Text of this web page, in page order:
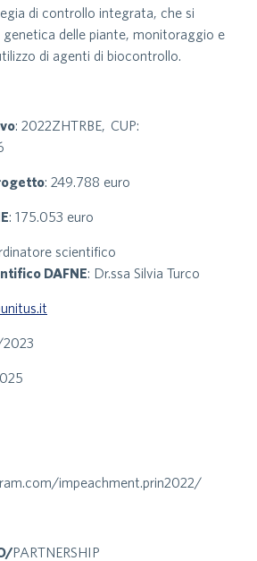
di controllo integrata, che si
delle piante, monitoraggio e
di agenti di biocontrollo.
: 2022ZHTRBE, CUP:
: 249.788 euro
: 175.053 euro
scientifico
DAFNE: Dr.ssa Silvia Turco
impeachment.prin2022/
PARTNERSHIP